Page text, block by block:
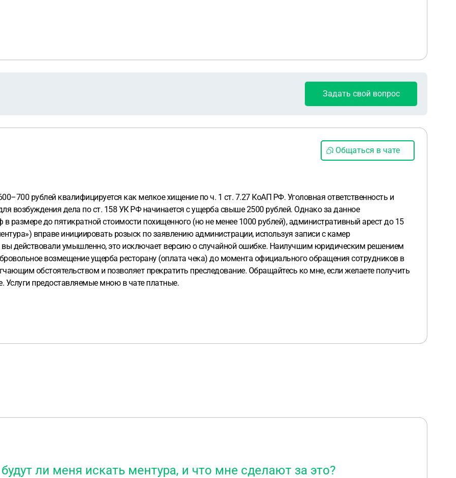
Задать свой вопрос
Общаться в чате
рублей квалифицируется как мелкое хищение по ч. 1 ст. 7.27 КоАП РФ. Уголовная ответственность и
возбуждения дела по ст. 158 УК РФ начинается с ущерба свыше 2500 рублей. Однако за данное
размере до пятикратной стоимости похищенного (но не менее 1000 рублей), административный арест до 15
вправе инициировать розыск по заявлению администрации, используя записи с камер
действовали умышленно, это исключает версию о случайной ошибке. Наилучшим юридическим решением
возмещение ущерба ресторану (оплата чека) до момента официального обращения сотрудников в
обстоятельством и позволяет прекратить преследование. Обращайтесь ко мне, если желаете получить
Услуги предоставляемые мною в чате платные.
ли меня искать ментура, и что мне сделают за это?